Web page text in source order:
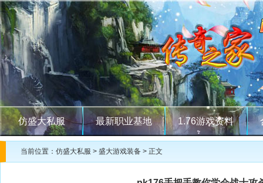
仿盛大私服 最新职业基地 1.76游戏资料
当前位置： 仿盛大私服 > 盛大游戏装备 > 正文